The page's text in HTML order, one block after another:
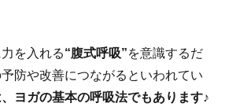
を入れる“腹式呼吸”を意識するだ
防や改善につながるといわれてい
ヨガの基本の呼吸法でもあります♪